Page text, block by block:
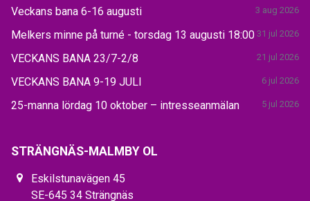
Veckans bana 6-16 augusti 3 aug 2026
Melkers minne på turné - torsdag 13 augusti 18:00 31 jul 2026
VECKANS BANA 23/7-2/8 21 jul 2026
VECKANS BANA 9-19 JULI 6 jul 2026
25-manna lördag 10 oktober – intresseanmälan 5 jul 2026
STRÄNGNÄS-MALMBY OL
Eskilstunavägen 45
SE-645 34 Strängnäs